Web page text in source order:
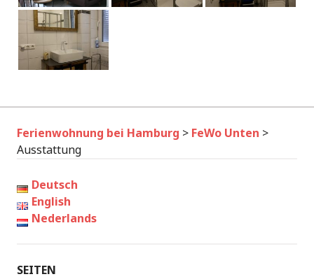
Ferienwohnung bei Hamburg > FeWo Unten >
Ausstattung
Deutsch
English
Nederlands
SEITEN